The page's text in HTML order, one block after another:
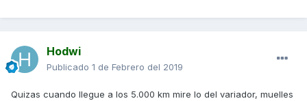
Hodwi
Publicado 1 de Febrero del 2019
Quizas cuando llegue a los 5.000 km mire lo del variador, muelles